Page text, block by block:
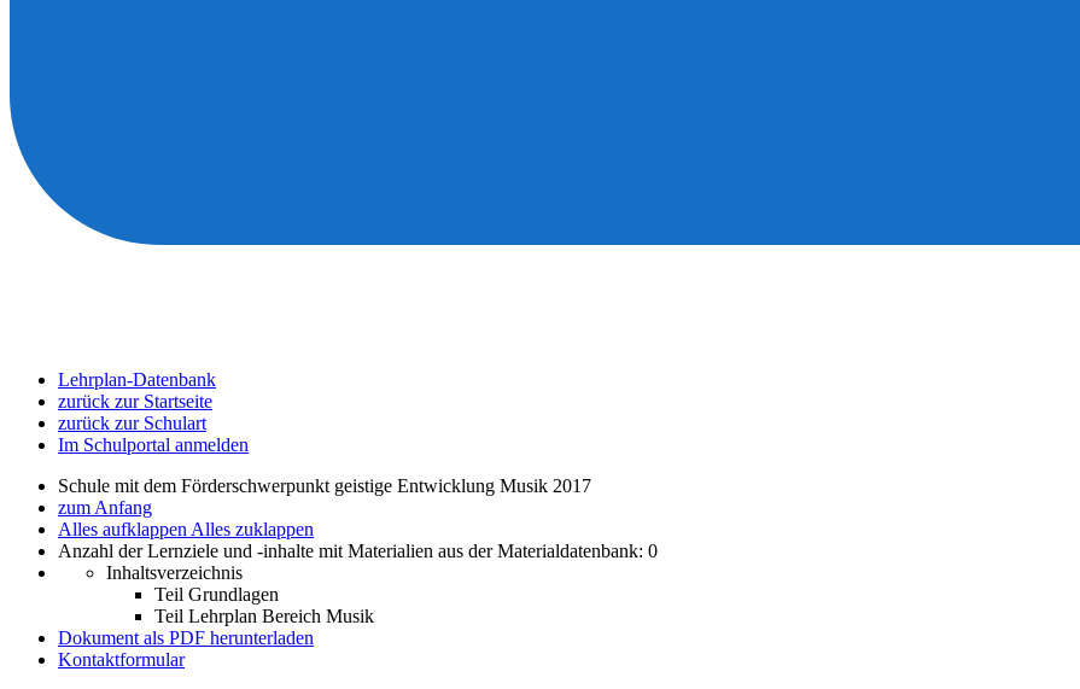
Lehrplan-Datenbank
zurück zur Startseite
zurück zur Schulart
Im Schulportal anmelden
Schule mit dem Förderschwerpunkt geistige Entwicklung Musik 2017
zum Anfang
Alles aufklappen Alles zuklappen
Anzahl der Lernziele und -inhalte mit Materialien aus der Materialdatenbank: 0
Inhaltsverzeichnis
Teil Grundlagen
Teil Lehrplan Bereich Musik
Dokument als PDF herunterladen
Kontaktformular